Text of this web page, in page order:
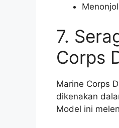
7.
Corps
Marine Corps
dikenakan
Model ini